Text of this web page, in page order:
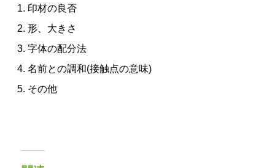
印材の良否
形、大きさ
字体の配分法
名前との調和(接触点の意味)
その他